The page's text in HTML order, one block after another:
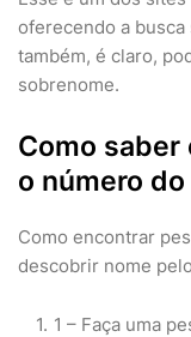
oferecendo a
também, é claro,
sobrenome.
Como saber
o número
Como encontrar
descobrir nome
1 – Faça uma